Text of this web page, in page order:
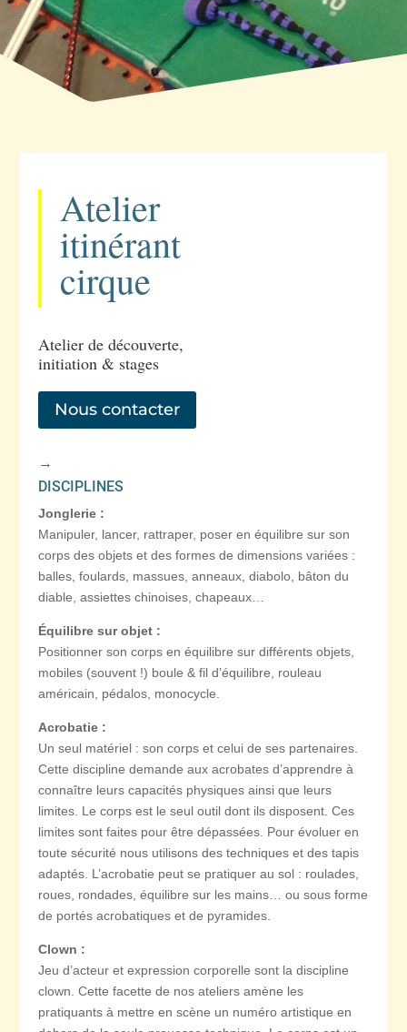
Atelier
itinérant
cirque
Atelier de découverte,
initiation & stages
Nous contacter
→
DISCIPLINES
Jonglerie :
Manipuler, lancer, rattraper, poser en équilibre sur son
corps des objets et des formes de dimensions variées :
balles, foulards, massues, anneaux, diabolo, bâton du
diable, assiettes chinoises, chapeaux…
Équilibre sur objet :
Positionner son corps en équilibre sur différents objets,
mobiles (souvent !) boule & fil d’équilibre, rouleau
américain, pédalos, monocycle.
Acrobatie :
Un seul matériel : son corps et celui de ses partenaires.
Cette discipline demande aux acrobates d’apprendre à
connaître leurs capacités physiques ainsi que leurs
limites. Le corps est le seul outil dont ils disposent. Ces
limites sont faites pour être dépassées. Pour évoluer en
toute sécurité nous utilisons des techniques et des tapis
adaptés. L’acrobatie peut se pratiquer au sol : roulades,
roues, rondades, équilibre sur les mains… ou sous forme
de portés acrobatiques et de pyramides.
Clown :
Jeu d’acteur et expression corporelle sont la discipline
clown. Cette facette de nos ateliers amène les
pratiquants à mettre en scène un numéro artistique en